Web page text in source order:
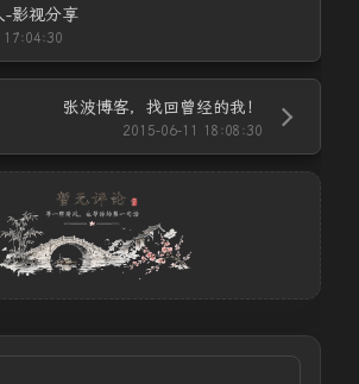
-影视分享
17:04:30
张波博客，找回曾经的我！
2015-06-11 18:08:30